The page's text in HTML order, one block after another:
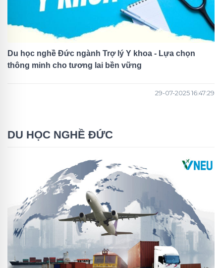
Du học nghề Đức ngành Trợ lý Y khoa - Lựa chọn
thông minh cho tương lai bền vững
29-07-2025 16:47:29
DU HỌC NGHỀ ĐỨC